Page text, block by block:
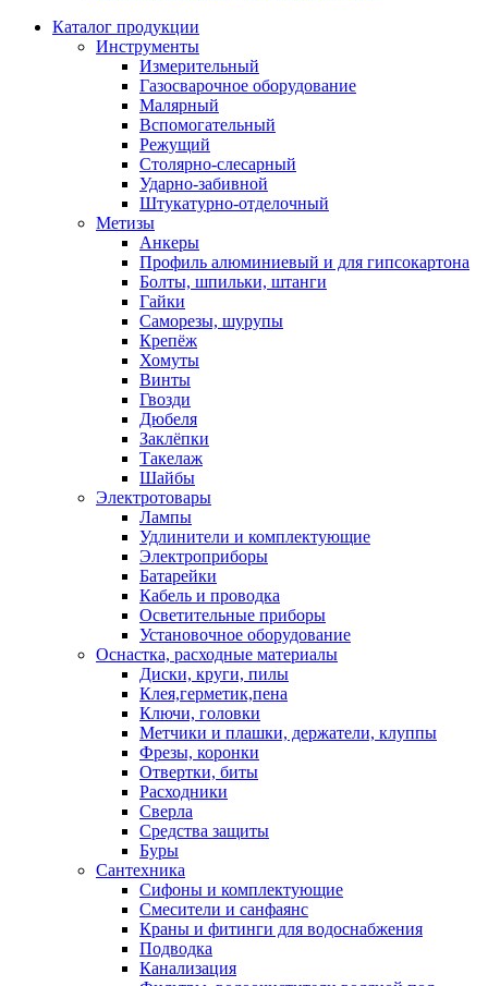
Каталог продукции
Инструменты
Измерительный
Газосварочное оборудование
Малярный
Вспомогательный
Режущий
Столярно-слесарный
Ударно-забивной
Штукатурно-отделочный
Метизы
Анкеры
Профиль алюминиевый и для гипсокартона
Болты, шпильки, штанги
Гайки
Саморезы, шурупы
Крепёж
Хомуты
Винты
Гвозди
Дюбеля
Заклёпки
Такелаж
Шайбы
Электротовары
Лампы
Удлинители и комплектующие
Электроприборы
Батарейки
Кабель и проводка
Осветительные приборы
Установочное оборудование
Оснастка, расходные материалы
Диски, круги, пилы
Клея,герметик,пена
Ключи, головки
Метчики и плашки, держатели, клуппы
Фрезы, коронки
Отвертки, биты
Расходники
Сверла
Средства защиты
Буры
Сантехника
Сифоны и комплектующие
Смесители и санфаянс
Краны и фитинги для водоснабжения
Подводка
Канализация